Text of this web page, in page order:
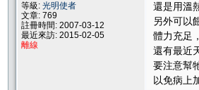
等級: 光明使者
文章: 769
註冊時間: 2007-03-12
最近來訪: 2015-02-05
離線
還是用溫
另外可以
體力充足
還有最近
要注意幫
以免病上